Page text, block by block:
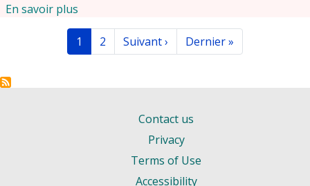
En savoir plus
Pagination
Page courante
1 Page
2 Page suivante
Suivant › Dernière page
Dernier »
Contact us
Privacy
Terms of Use
Accessibility